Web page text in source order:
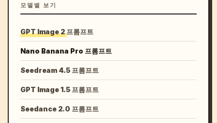
모델별 보기
GPT Image 2 프롬프트
Nano Banana Pro 프롬프트
Seedream 4.5 프롬프트
GPT Image 1.5 프롬프트
Seedance 2.0 프롬프트